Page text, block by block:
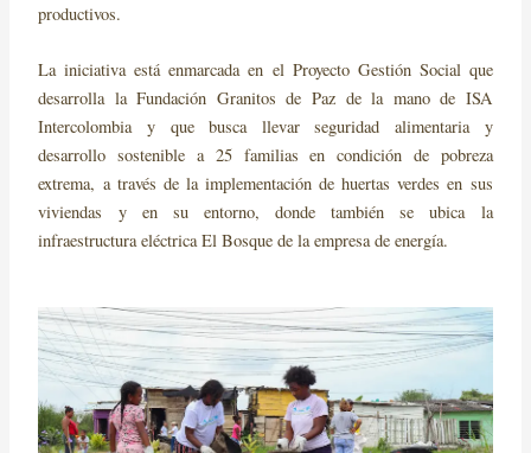
productivos.
La iniciativa está enmarcada en el Proyecto Gestión Social que
desarrolla la Fundación Granitos de Paz de la mano de ISA
Intercolombia y que busca llevar seguridad alimentaria y
desarrollo sostenible a 25 familias en condición de pobreza
extrema, a través de la implementación de huertas verdes en sus
viviendas y en su entorno, donde también se ubica la
infraestructura eléctrica El Bosque de la empresa de energía.